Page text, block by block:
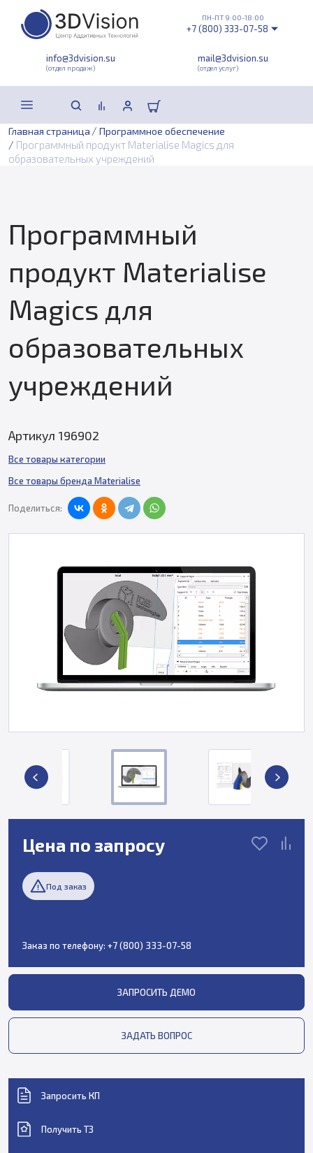
info@3dvision.su
(отдел продаж)
mail@3dvision.su
(отдел услуг)
ПН-ПТ 9:00-18:00
+7 (800) 333-07-58
Главная страница / Программное обеспечение
/ Программный продукт Materialise Magics для
образовательных учреждений
Программный
продукт Materialise
Magics для
образовательных
учреждений
Артикул 196902
Все товары категории
Все товары бренда Materialise
Поделиться:
Цена по запросу
Под заказ
Заказ по телефону: +7 (800) 333-07-58
ЗАПРОСИТЬ ДЕМО
ЗАДАТЬ ВОПРОС
Запросить КП
Получить ТЗ